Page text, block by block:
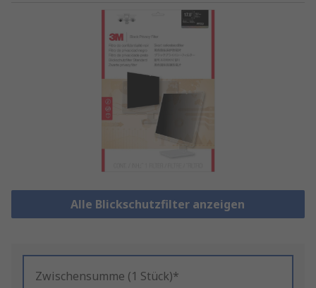
Alle Blickschutzfilter anzeigen
Zwischensumme (1 Stück)*